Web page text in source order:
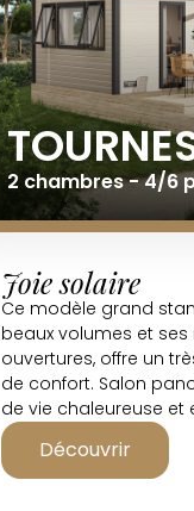
2 chambres - 4/6
Joie solaire
Ce modèle grand
beaux volumes et
ouvertures, offre un
de confort. Salon
de vie chaleureuse et
préservé: vos invités
comme des rois, avec
Découvrir